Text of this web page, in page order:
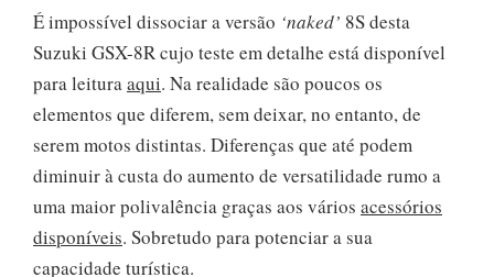
É impossível dissociar a versão ‘naked’ 8S desta
Suzuki GSX-8R cujo teste em detalhe está disponível
para leituraaqui. Na realidade são poucos os
elementos que diferem, sem deixar, no entanto, de
serem motos distintas. Diferenças que até podem
diminuir à custa do aumento de versatilidade rumo a
uma maior polivalência graças aos vários acessórios
disponíveis. Sobretudo para potenciar a sua
capacidade turística.